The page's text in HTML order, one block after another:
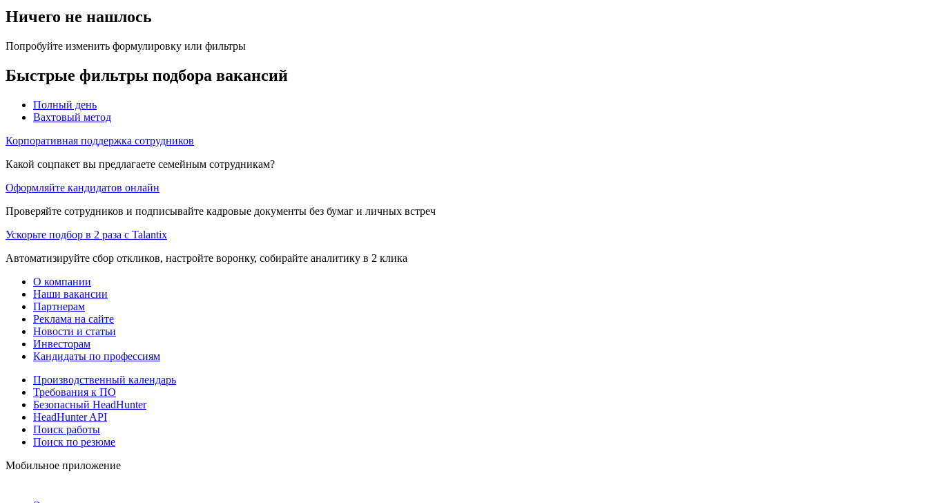
Ничего не нашлось
Попробуйте изменить формулировку или фильтры
Быстрые фильтры подбора вакансий
Полный день
Вахтовый метод
Корпоративная поддержка сотрудников
Какой соцпакет вы предлагаете семейным сотрудникам?
Оформляйте кандидатов онлайн
Проверяйте сотрудников и подписывайте кадровые документы без бумаг и личных встреч
Ускорьте подбор в 2 раза с Talantix
Автоматизируйте сбор откликов, настройте воронку, собирайте аналитику в 2 клика
О компании
Наши вакансии
Партнерам
Реклама на сайте
Новости и статьи
Инвесторам
Кандидаты по профессиям
Производственный календарь
Требования к ПО
Безопасный HeadHunter
HeadHunter API
Поиск работы
Поиск по резюме
Мобильное приложение